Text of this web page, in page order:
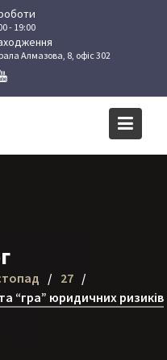
- 19:00
Алмазова, 8, офіс 302
27
“гра” юридичних ризиків